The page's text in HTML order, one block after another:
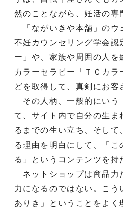
然のことながら、妊活の専
「ながいきや本舗」のウ
不妊カウンセリング学会認
ー」や、家族や周囲の人を
カラーセラピー「ＴＣカラ
どを取得して、真剣にお客
その人柄、一般的にいう
て、サイト内で自分の生ま
るまでの生い立ち、そして
る理由を明白にして、「こ
る」というコンテンツを持
ネットショップは商品力
力になるのではない。こう
ありき」ということをよく